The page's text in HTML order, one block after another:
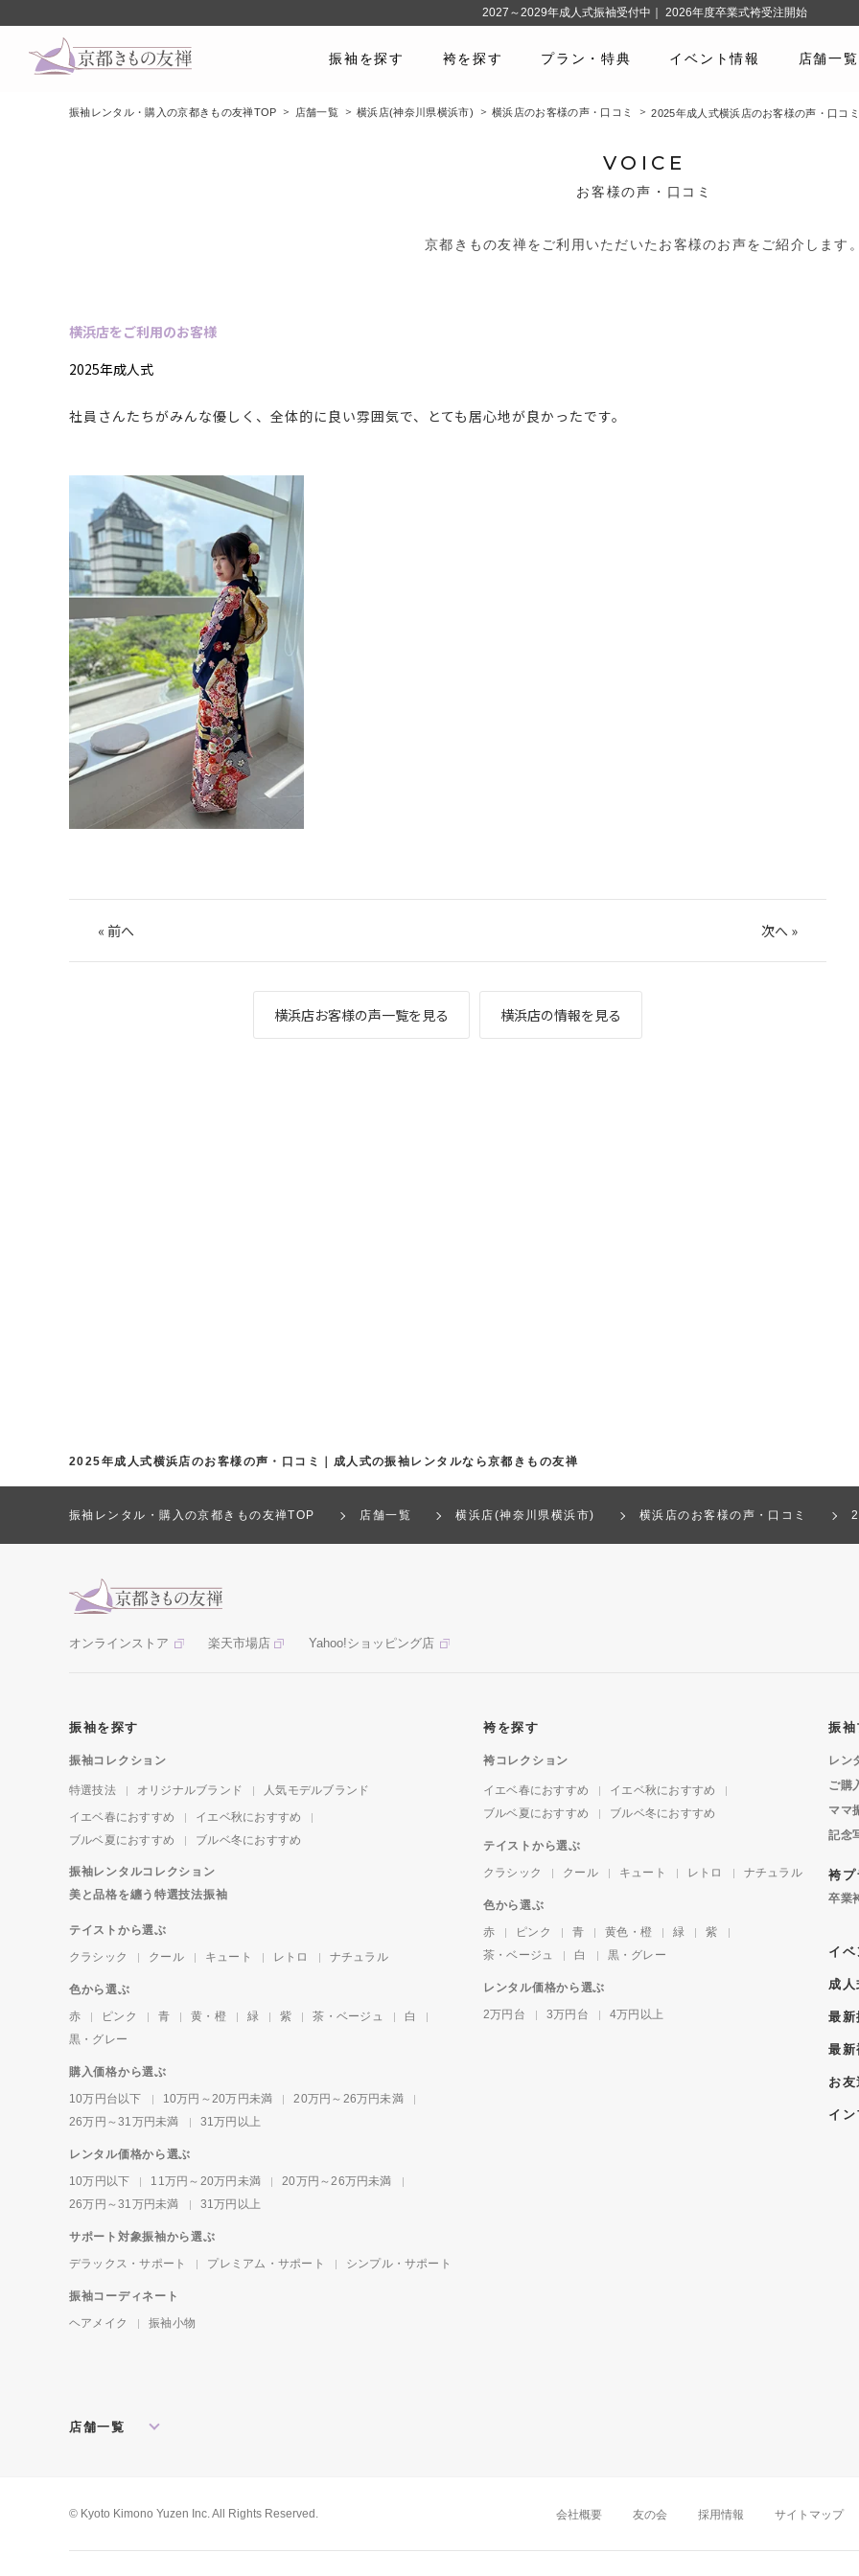
振袖を探す 袴を探す プラン・特典 イベント情報 店舗一覧
振袖レンタル・購入の京都きもの友禅TOP 店舗一覧 横浜店(神奈川県横浜市) 横浜店のお客様の声・口コミ 2025年成人式横浜店のお客様の声・口コ
VOICE
お客様の声・口コミ
京都きもの友禅をご利用いただいたお客様のお声をご紹介します
横浜店をご利用のお客様
2025年成人式
社員さんたちがみんな優しく、全体的に良い雰囲気で、とても居心地が良かったです。
« 前へ 次へ »
横浜店お客様の声一覧を見る 横浜店の情報を見る
2025年成人式横浜店のお客様の声・口コミ｜成人式の振袖レンタルなら京都きもの友禅
振袖レンタル・購入の京都きもの友禅TOP 店舗一覧 横浜店(神奈川県横浜市) 横浜店のお客様の声・口コミ
オンラインストア 楽天市場店 Yahoo!ショッピング店
振袖を探す
振袖コレクション
特選技法 オリジナルブランド
人気モデルブランド
イエベ春におすすめ
イエベ秋におすすめ
ブルベ夏におすすめ
ブルベ冬におすすめ
振袖レンタルコレクション
美と品格を纏う特選技法振袖
テイストから選ぶ
クラシック
クール キュート レトロ ナチュラル
色から選ぶ
赤
ピンク 青 黄・橙 緑 紫 茶・ベージュ
白
黒・グレー
購入価格から選ぶ
10万円台以下
10万円～20万円未満
20万円～26万円未満
26万円～31万円未満
31万円以上
レンタル価格から選ぶ
10万円以下
11万円～20万円未満
20万円～26万円未満
26万円～31万円未満
31万円以上
サポート対象振袖から選ぶ
デラックス・サポート
プレミアム・サポート シンプル・サポート
振袖コーディネート
ヘアメイク
振袖小物
袴を探す
袴コレクション
イエベ春におすすめ
イエベ秋におすすめ
ブルベ夏におすすめ
ブルベ冬におすすめ
テイストから選ぶ
クラシック
クール キュート レトロ ナチュラル
色から選ぶ
赤
ピンク 青 黄色・橙 緑
紫
茶・ベージュ
白 黒・グレー
レンタル価格から選ぶ
2万円台
3万円台 4万円以上
振袖
レン
ご購
ママ
記念
袴プ
卒業
イ
成
最
最
お
イ
店舗一覧
松戸店
東京本館 新宿店
八王子店
近畿
大阪難波店
京
岡山店
広島店
© Kyoto Kimono Yuzen Inc. All Rights Reserved. 会社概要 友の会 採用情報 サイトマップ
2027～2029年成人式振袖受付中｜ 2026年度卒業式袴受注開始